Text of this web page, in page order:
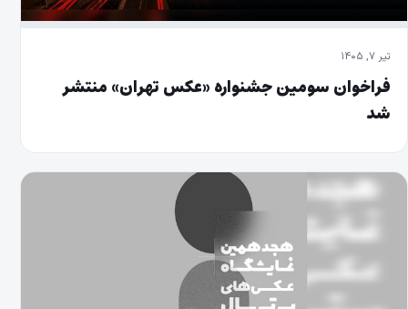
تیر ۷, ۱۴۰۵
فراخوان سومین جشنواره «عکس تهران» منتشر
شد